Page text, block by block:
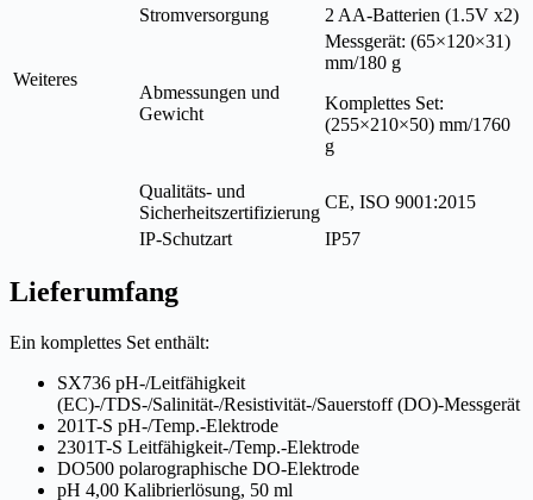
Weiteres
Stromversorgung
2 AA-Batterien (1.5V x2)
Abmessungen und
Gewicht
Messgerät: (65×120×31)
mm/180 g
Komplettes Set:
(255×210×50) mm/1760
g
Qualitäts- und
Sicherheitszertifizierung
CE, ISO 9001:2015
IP-Schutzart
IP57
Lieferumfang
Ein komplettes Set enthält:
SX736 pH-/Leitfähigkeit
(EC)-/TDS-/Salinität-/Resistivität-/Sauerstoff (DO)-Messgerät
201T-S pH-/Temp.-Elektrode
2301T-S Leitfähigkeit-/Temp.-Elektrode
DO500 polarographische DO-Elektrode
pH 4,00 Kalibrierlösung, 50 ml